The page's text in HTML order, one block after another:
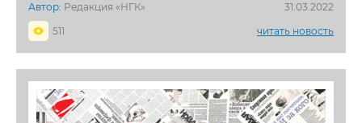
Автор: Редакция «НГК»
31.03.2022
511
читать новость